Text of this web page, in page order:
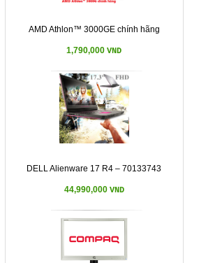
AMD Athlon™ 3000GE chính hãng
1,790,000VND
DELL Alienware 17 R4 – 70133743
44,990,000 VND